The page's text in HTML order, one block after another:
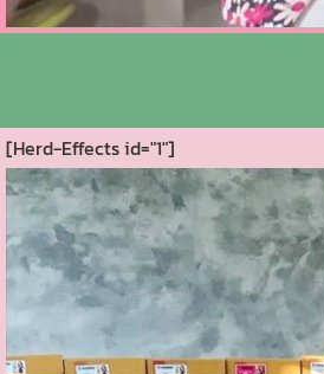
[Herd-Effects id="1"]